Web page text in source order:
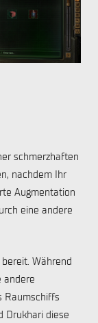
schmerzhaften
nachdem Ihr
Augmentation
eine andere
Während
andere
Raumschiffs
Drukhari diese